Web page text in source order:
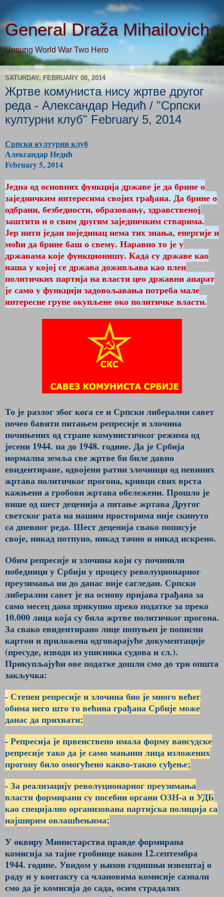
General Draža Mihailovich
Unsung World War Two Hero
SATURDAY, FEBRUARY 08, 2014
Жртве комуниста нису жртве другог
реда - Александар Недић / "Српски
културни клуб" February 5, 2014
Српски културни клуб
Александар Недић
February 5, 2014
Једна од основних функција државе је да брине о
заједничким интересима својих грађана. Да брине о
одбрани, безбедности, образовању, здравственој
заштити и о свим другим заједничким стварима.
Јер нити један појединац нема тих знања, енергије и
моћи да брине баш о свему. Наравно то је у
државама које функционишу. Када су државе као
наша у којој се држава доживљава као плен
политичких партија на власти цео државни апарат
је само у функцији задовољавања потреба мале
интересне групе окупљене око политичке власти.
То је разлог због кога се и Српски либерални савет
почео бавити питањем репресије и злочина
почињених од стране комунистичког режима од
јесени 1944. па до 1948. године. Да је Србија
нормална земља све жртве би биле давно
евидентиране, одвојени ратни злочинци од невиних
жртава политичког прогона, кривци свих врста
кажњени а гробови жртава обележени. Прошло је
више од шест деценија а питање жртава Другог
светског рата на нашим просторима није скинуто
са дневног реда. Шест деценија свако пописује
своје, никад потпуно, никад тачно и никад искрено.
Обим репресије и злочина који су починили
победници у Србији у процесу револуционарног
преузимања ни до данас није сагледан. Српски
либерални савет је на основу пријава грађана за
само месец дана прикупио преко податке за преко
10.000 лица која су била жртве политичког прогона.
За свако евидентирано лице попуњен је пописни
картон и приложена одговарајуће документације
(пресуде, изводи из уписника судова и сл.).
Прикупљајући ове податке дошли смо до три општа
закључка:
- Степен репресије и злочина био је много већег
обима него што то већина грађана Србије може
данас да прихвати;
- Репресија је првенствено имала форму вансудске
репресије тако да је само мањини лица изложених
прогону било омогућено какво-такво суђење;
- За реализацију револуционарног преузимања
власти формирани су посебни органи ОЗН-а и УДБ
као специјално организована партијска полиција са
најширим овлашћењима;
У оквиру Министарства правде формирана
комисија за тајне гробнице након 12.септембра
1944. године. Увидом у њихов годишњи извештај о
раду и у контакту са члановима комисије сазнали
смо да је комисија до сада, осим страдалих